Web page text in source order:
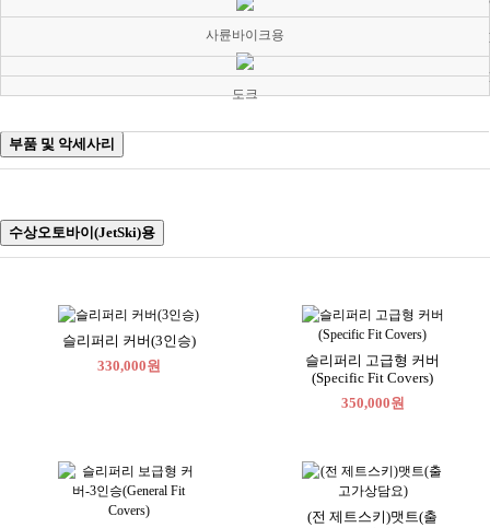
사륜바이크용
도크
부품 및 악세사리
수상오토바이(JetSki)용
슬리퍼리 커버(3인승)
330,000원
슬리퍼리 고급형 커버
(Specific Fit Covers)
350,000원
(전 제트스키)맷트(출